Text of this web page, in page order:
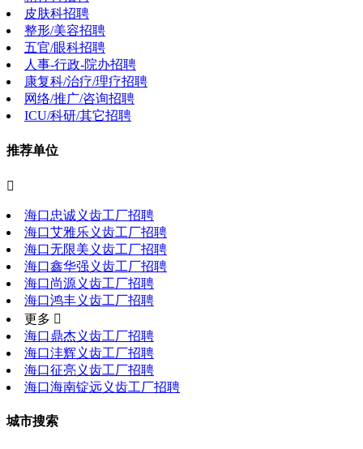
皮肤科招聘
整形/美容招聘
五官/眼科招聘
人事-行政-院办招聘
康复科/治疗/理疗招聘
网络/推广/咨询招聘
ICU/科研/其它招聘
推荐单位

海口忠诚义齿工厂招聘
海口艾雅乐义齿工厂招聘
海口无限美义齿工厂招聘
海口鑫华强义齿工厂招聘
海口尚源义齿工厂招聘
海口鸿丰义齿工厂招聘
更多 
海口鼎杰义齿工厂招聘
海口沣辉义齿工厂招聘
海口征亮义齿工厂招聘
海口海南锭远义齿工厂招聘
城市搜索